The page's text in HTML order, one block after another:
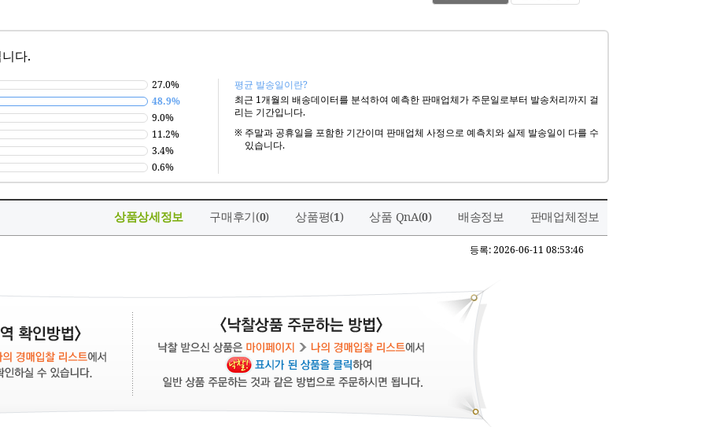
다.
27.0%
48.9%
9.0%
11.2%
3.4%
0.6%
평균 발송일이란?
최근 1개월의 배송데이터를 분석하여 예측한 판매업체가 주문일로부터 발송처리까지 걸
리는 기간입니다.
※ 주말과 공휴일을 포함한 기간이며 판매업체 사정으로 예측치와 실제 발송일이 다를 수
있습니다.
상품상세정보 구매후기(0) 상품평(1) 상품 QnA(0) 배송정보 판매업체정보
등록: 2026-06-11 08:53:46